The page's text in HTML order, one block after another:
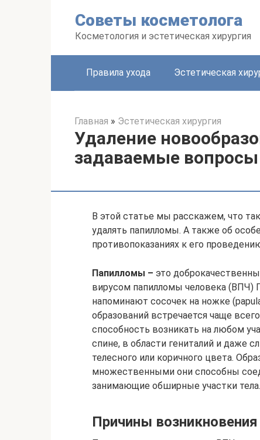
Советы косметолога
Косметология и эстетическая хирургия
Правила ухода Эстетическая
Главная » Эстетическая хирургия
Удаление
задаваемые вопросы
В этой статье мы расскажем, что
удалять папилломы. А также об
противопоказаниях к его
Папилломы – это
вирусом папилломы человека (ВПЧ)
напоминают сосочек на ножке
образований встречается чаще
способность возникать на любом
спине, в области гениталий и даже
телесного или коричного цвета.
множественными они способны
занимающие обширные участки тела.
Причины